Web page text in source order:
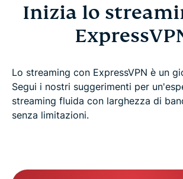
Inizia lo
Lo streaming con ExpressVPN è un
Segui i nostri suggerimenti per
streaming fluida con larghezza di
senza limitazioni.